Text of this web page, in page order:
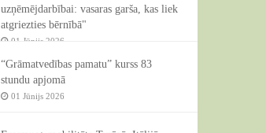
uzņēmējdarbībai: vasaras garša, kas liek
atgriezties bērnībā"
01 Jūnijs 2026
“Grāmatvedības pamatu” kurss 83
stundu apjomā
01 Jūnijs 2026